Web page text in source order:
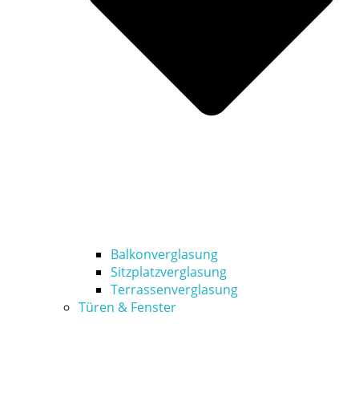
Balkonverglasung
Sitzplatzverglasung
Terrassenverglasung
Türen & Fenster